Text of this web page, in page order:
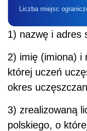
Liczba miejsc
1) nazwę i adres
2) imię (imiona) i
której uczeń
okres
3) zrealizowaną
polskiego, o